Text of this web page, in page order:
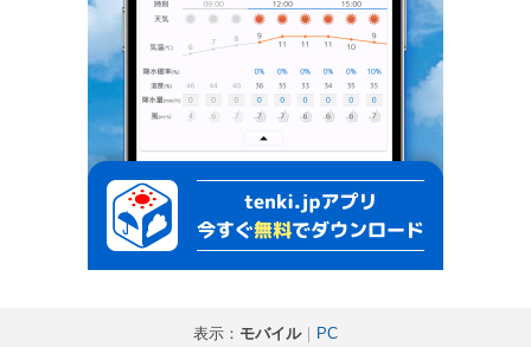
表示： モバイル｜ PC